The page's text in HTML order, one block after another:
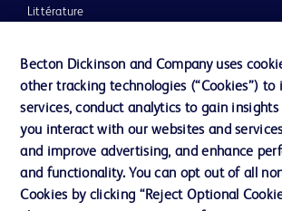
Littérature
Notre entreprise
Éthique et conformité
Becton Dickinson and Company uses
other tracking technologies (“Cookies”) to
services, conduct analytics to gain
you interact with our websites and
and improve advertising, and enhance
and functionality. You can opt out of all
Cookies by clicking “Reject Optional